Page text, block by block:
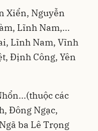
Xiển, Nguyễn
Lĩnh Nam,...
Lĩnh Nam, Vĩnh
Định Công, Yên
các
Đông Ngạc,
ba Lê Trọng